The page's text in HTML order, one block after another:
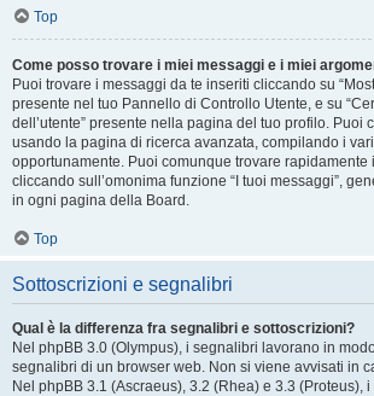
Top
Come posso trovare i miei messaggi e i miei
Puoi trovare i messaggi da te inseriti cliccando su
presente nel tuo Pannello di Controllo Utente, e su
dell’utente” presente nella pagina del tuo profilo. Puoi
usando la pagina di ricerca avanzata, compilando i
opportunamente. Puoi comunque trovare rapidamente
cliccando sull’omonima funzione “I tuoi messaggi”,
in ogni pagina della Board.
Top
Sottoscrizioni e segnalibri
Qual è la differenza fra segnalibri e sottoscrizioni?
Nel phpBB 3.0 (Olympus), i segnalibri lavorano in
segnalibri di un browser web. Non si viene avvisati in
Nel phpBB 3.1 (Ascraeus), 3.2 (Rhea) e 3.3 (Proteus),